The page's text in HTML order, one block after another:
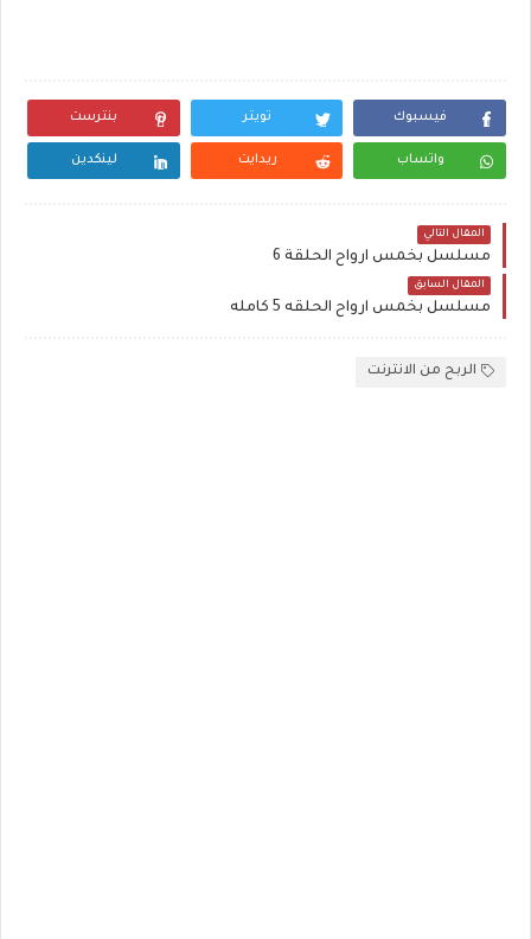
فيسبوك تويتر بنترست
واتساب ريدايت لينكدين
المقال التالي
مسلسل بخمس ارواح الحلقة 6
المقال السابق
مسلسل بخمس ارواح الحلقه 5 كامله
الربح من الانترنت